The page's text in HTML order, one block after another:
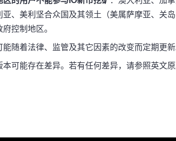
、美利坚合众国及其领土（美属萨摩亚、关
控制地区。
随着法律、监管及其它因素的改变而定期更新
可能存在差异。若有任何差异，请参照英文